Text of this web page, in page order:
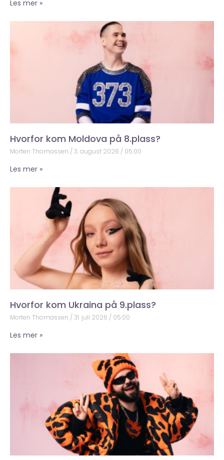
Les mer »
Hvorfor kom Moldova på 8.plass?
Morten Thomassen 3. august 2026 05:00
Les mer »
Hvorfor kom Ukraina på 9.plass?
Morten Thomassen 31. juli 2026 05:00
Les mer »